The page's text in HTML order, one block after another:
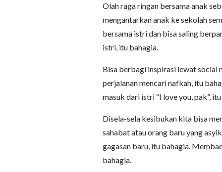
Olah raga ringan bersama anak
mengantarkan anak ke sekolah
bersama istri dan bisa saling
istri, itu bahagia.
Bisa berbagi inspirasi lewat social
perjalanan mencari nafkah, itu
masuk dari istri “I love you, pak”,
Disela-sela kesibukan kita bisa
sahabat atau orang baru yang
gagasan baru, itu bahagia.
bahagia.